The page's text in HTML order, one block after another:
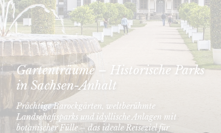
Gartenträume – Historische Parks
in Sachsen-Anhalt
Prächtige Barockgärten, weltberühmte
Landschaftsparks und idyllische Anlagen mit
botanischer Fülle – das ideale Reiseziel für